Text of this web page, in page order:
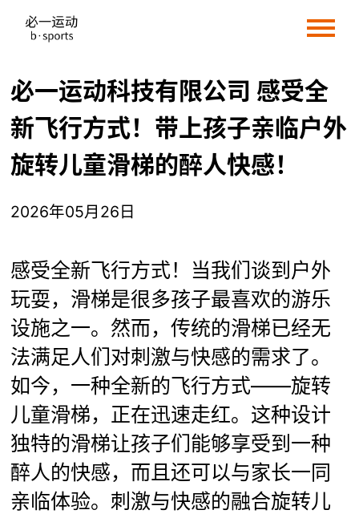
必一运动科技有限公司 感受全
新飞行方式！带上孩子亲临户外
旋转儿童滑梯的醉人快感！
2026年05月26日
感受全新飞行方式！当我们谈到户外
玩耍，滑梯是很多孩子最喜欢的游乐
设施之一。然而，传统的滑梯已经无
法满足人们对刺激与快感的需求了。
如今，一种全新的飞行方式——旋转
儿童滑梯，正在迅速走红。这种设计
独特的滑梯让孩子们能够享受到一种
醉人的快感，而且还可以与家长一同
亲临体验。刺激与快感的融合旋转儿